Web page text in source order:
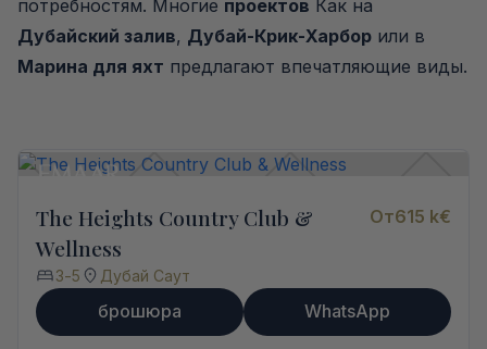
потребностям. Многие проектов Как на
Дубайский залив, Дубай-Крик-Харбор или в
Марина для яхт предлагают впечатляющие виды.
The Heights Country Club &
Wellness
От615 k€
3-5 Дубай Саут
брошюра WhatsApp